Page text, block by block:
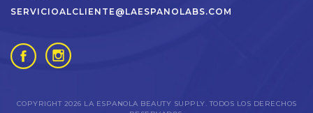
SERVICIOALCLIENTE@LAESPANOLABS.COM
COPYRIGHT 2026 LA ESPANOLA BEAUTY SUPPLY. TODOS LOS DERECHOS